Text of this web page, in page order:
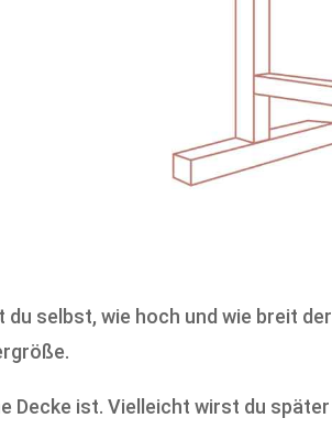
selbst, wie hoch und wie breit
Decke ist. Vielleicht wirst du